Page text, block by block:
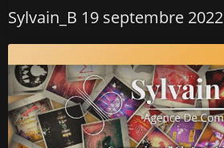
Sylvain_B 19 septembre 2022